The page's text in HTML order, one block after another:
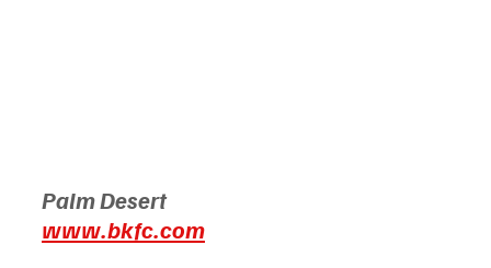
Palm Desert
www.bkfc.com